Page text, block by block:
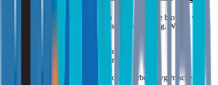
Veel organisaties laten endotoxinen meten omdat de bronnen vaak
minder zichtbaar zijn dan bij chemische blootstelling. Wij
het beoordelen van processen,
bepalen van risico’s en scenario’s,
uitvoeren van luchtmetingen,
interpreteren van resultaten volgens arbeidshygiënische